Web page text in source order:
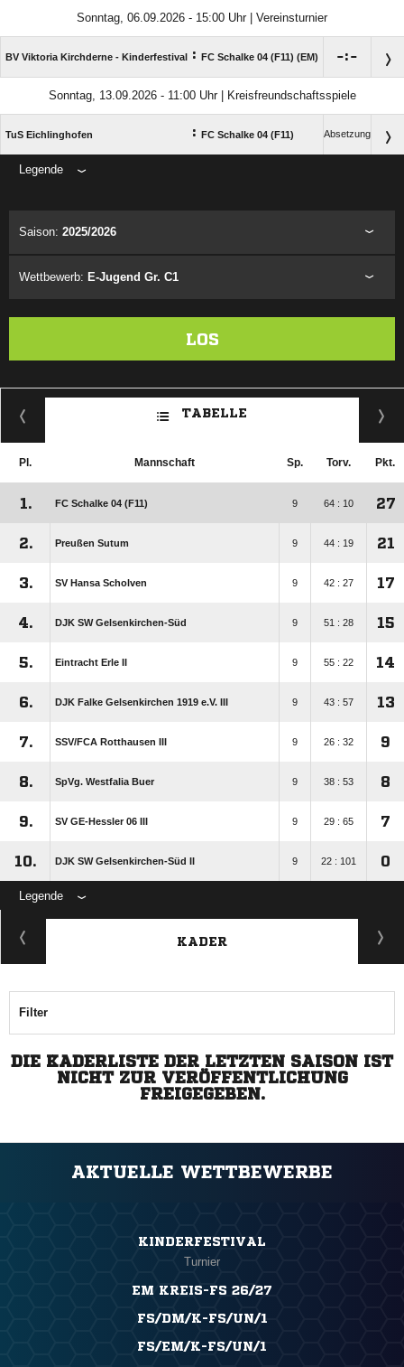
Sonntag, 06.09.2026 - 15:00 Uhr | Vereinsturnier
BV Viktoria Kirchderne - Kinderfestival : FC Schalke 04 (F11) (EM) :
Sonntag, 13.09.2026 - 11:00 Uhr | Kreisfreundschaftsspiele
TuS Eichlinghofen : FC Schalke 04 (F11) Absetzung
Legende
Saison: 2025/2026
Wettbewerb: E-Jugend Gr. C1
LOS
TABELLE
Pl. Mannschaft Sp. Torv. Pkt.
1. FC Schalke 04 (F11) 9 64 : 10 27
2. Preußen Sutum 9 44 : 19 21
3. SV Hansa Scholven 9 42 : 27 17
4. DJK SW Gelsenkirchen-Süd 9 51 : 28 15
5. Eintracht Erle II 9 55 : 22 14
6. DJK Falke Gelsenkirchen 1919 e.V. III 9 43 : 57 13
7. SSV/​FCA Rotthausen III 9 26 : 32 9
8. SpVg. Westfalia Buer 9 38 : 53 8
9. SV GE-Hessler 06 III 9 29 : 65 7
10. DJK SW Gelsenkirchen-Süd II 9 22 : 101 0
Legende
KADER
Filter
DIE KADERLISTE DER LETZTEN SAISON IST
NICHT ZUR VERÖFFENTLICHUNG
FREIGEGEBEN.
AKTUELLE WETTBEWERBE
KINDERFESTIVAL
Turnier
EM KREIS-FS 26/27
FS/DM/K-FS/UN/1
FS/EM/K-FS/UN/1